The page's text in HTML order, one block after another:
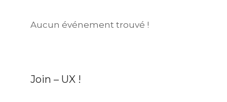
Aucun événement trouvé !
Join – UX !